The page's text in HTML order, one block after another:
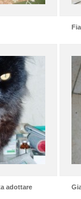
adottare